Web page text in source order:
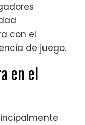
con el
de juego.
en el